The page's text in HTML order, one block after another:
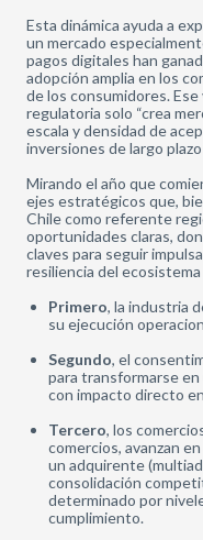
Esta dinámica ayuda a
un mercado
pagos digitales han
adopción amplia en los
de los consumidores.
regulatoria solo “crea
escala y densidad de
inversiones de largo
Mirando el año que
ejes estratégicos que,
Chile como referente
oportunidades claras,
claves para seguir
resiliencia del ecosistema
Primero, la industria
su ejecución
Segundo, el
para transformarse
con impacto directo
Tercero, los
comercios, avanzan
un adquirente
consolidación
determinado por
cumplimiento.